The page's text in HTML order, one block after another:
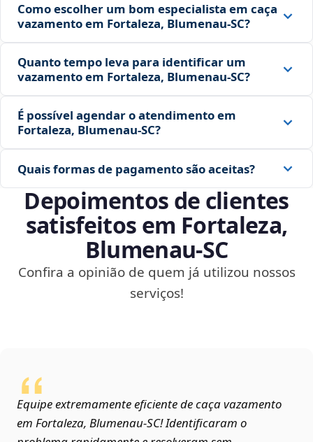
Como escolher um bom especialista em caça
vazamento em Fortaleza, Blumenau‑SC?
Quanto tempo leva para identificar um
vazamento em Fortaleza, Blumenau‑SC?
É possível agendar o atendimento em
Fortaleza, Blumenau‑SC?
Quais formas de pagamento são aceitas?
Depoimentos de clientes
satisfeitos em Fortaleza,
Blumenau‑SC
Confira a opinião de quem já utilizou nossos
serviços!
Equipe extremamente eficiente de caça vazamento
em Fortaleza, Blumenau‑SC! Identificaram o